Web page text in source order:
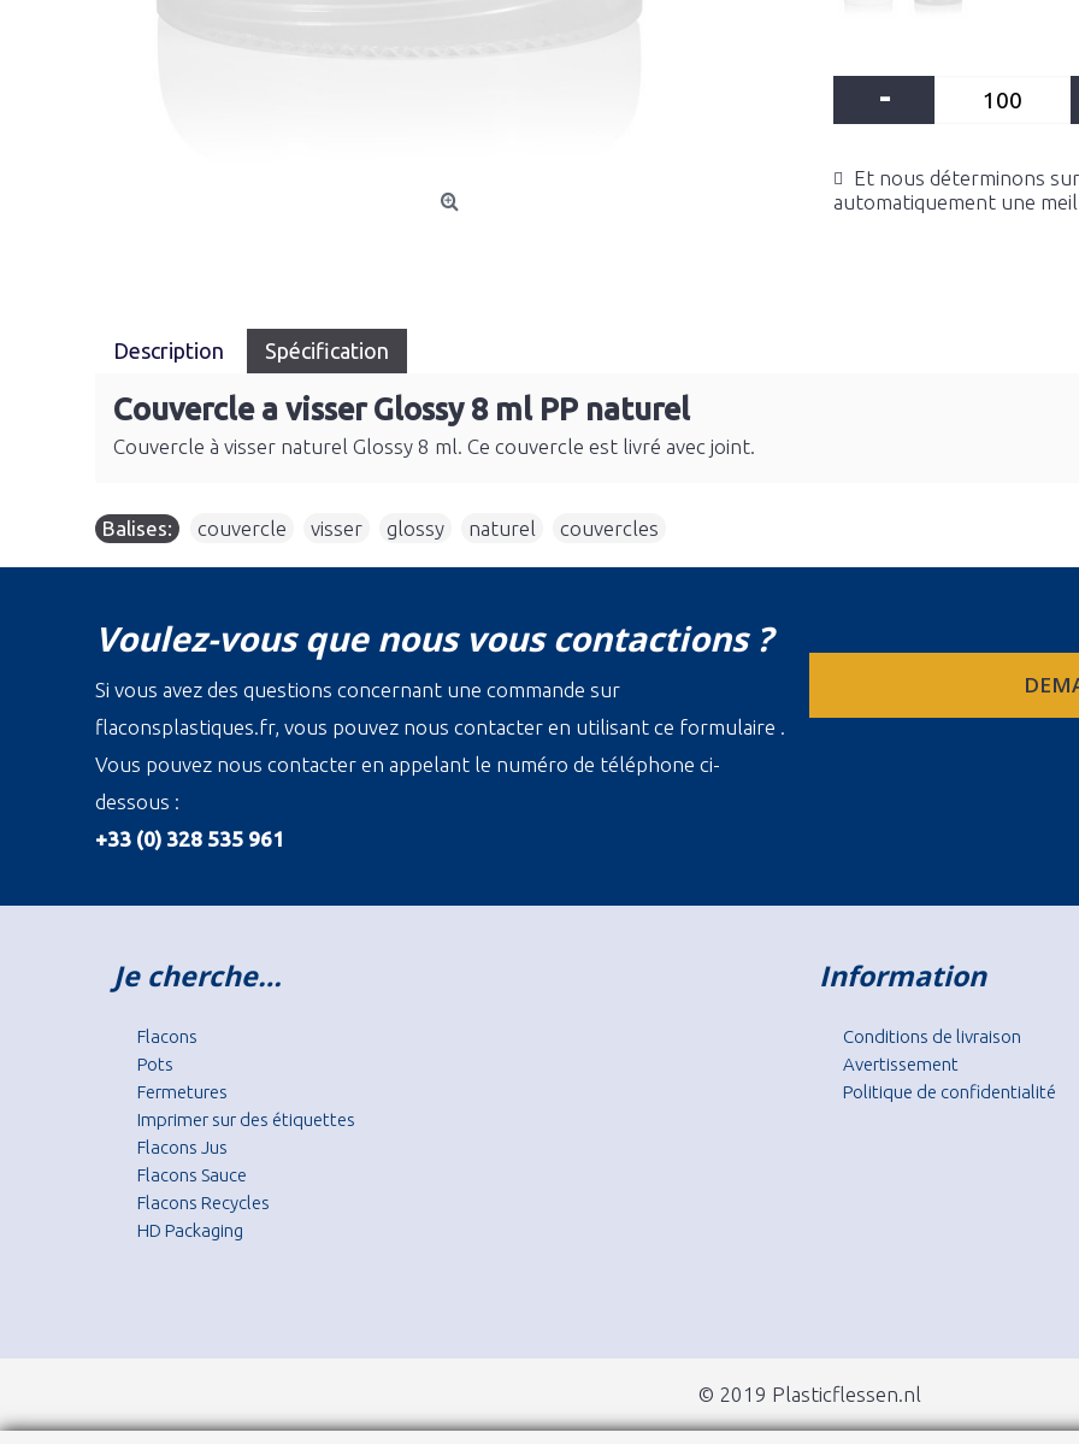
-
Et nous déterminons
automatiquement une
Description Spécification
Couvercle a visser Glossy 8 ml PP naturel
Couvercle à visser naturel Glossy 8 ml. Ce couvercle est livré avec joint.
Balises: couvercle visser glossy naturel couvercles
Voulez-vous que nous vous contactions ?
Si vous avez des questions concernant une commande sur
flaconsplastiques.fr, vous pouvez nous contacter en utilisant ce formulaire .
Vous pouvez nous contacter en appelant le numéro de téléphone ci-
dessous :
+33 (0) 328 535 961
Je cherche…
Flacons
Pots
Fermetures
Imprimer sur des étiquettes
Flacons Jus
Flacons Sauce
Flacons Recycles
HD Packaging
Information
Conditions de livraison
Avertissement
Politique de confidentialité
© 2019 Plasticflessen.nl